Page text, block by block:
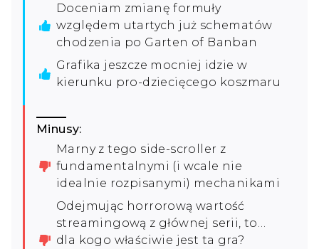
Doceniam zmianę formuły
względem utartych już schematów
chodzenia po Garten of Banban
Grafika jeszcze mocniej idzie w
kierunku pro-dziecięcego koszmaru
Minusy:
Marny z tego side-scroller z
fundamentalnymi (i wcale nie
idealnie rozpisanymi) mechanikami
Odejmując horrorową wartość
streamingową z głównej serii, to…
dla kogo właściwie jest ta gra?